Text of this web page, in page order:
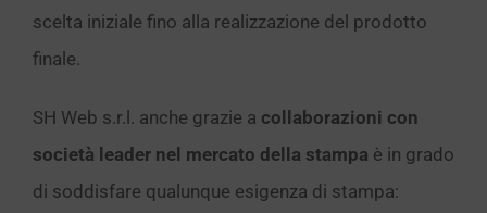
scelta iniziale fino alla realizzazione del prodotto
finale.
SH Web s.r.l. anche grazie a collaborazioni con
società leader nel mercato della stampa è in grado
di soddisfare qualunque esigenza di stampa: